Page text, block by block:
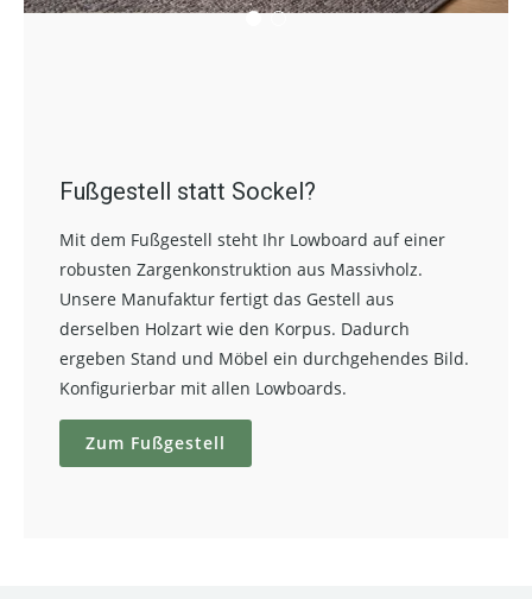
Fußgestell statt Sockel?
Mit dem Fußgestell steht Ihr Lowboard auf einer
robusten Zargenkonstruktion aus Massivholz.
Unsere Manufaktur fertigt das Gestell aus
derselben Holzart wie den Korpus. Dadurch
ergeben Stand und Möbel ein durchgehendes Bild.
Konfigurierbar mit allen Lowboards.
Zum Fußgestell